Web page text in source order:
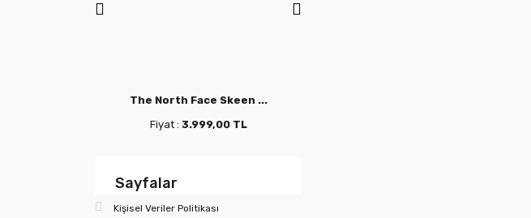
The North Face Skeen ...
Fiyat : 3.999,00 TL
Sayfalar
Kişisel Veriler Politikası